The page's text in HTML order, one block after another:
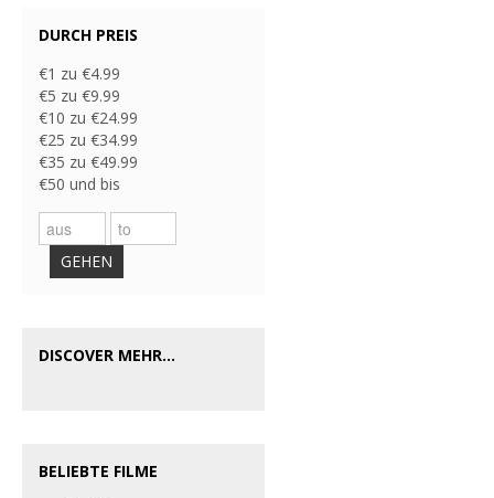
DURCH PREIS
€1 zu €4.99
€5 zu €9.99
€10 zu €24.99
€25 zu €34.99
€35 zu €49.99
€50 und bis
GEHEN
DISCOVER MEHR...
BELIEBTE FILME